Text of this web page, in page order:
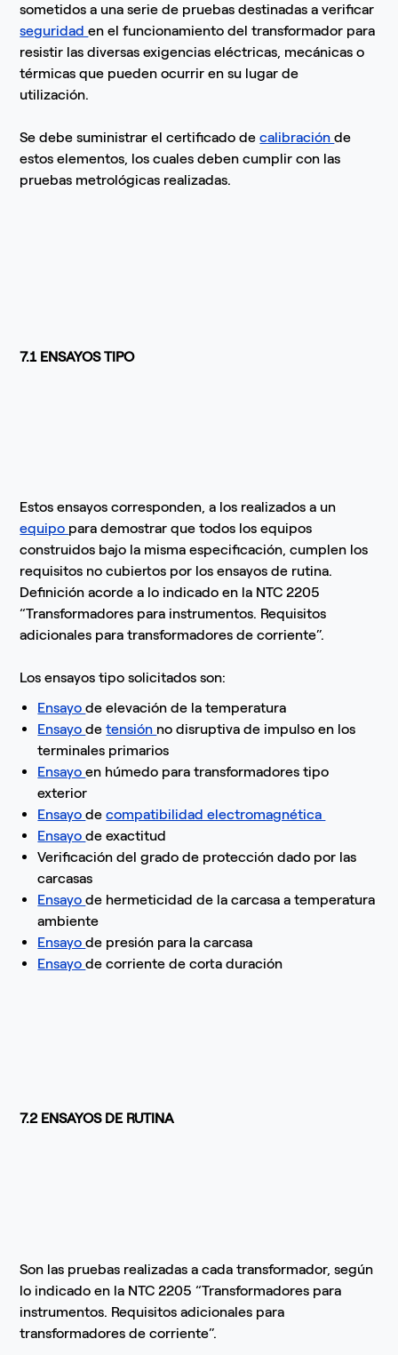
sometidos a una serie de pruebas destinadas a verificar
seguridaden el funcionamiento del transformador para
resistir las diversas exigencias eléctricas, mecánicas o
térmicas que pueden ocurrir en su lugar de
utilización.
Se debe suministrar el certificado decalibraciónde
estos elementos, los cuales deben cumplir con las
pruebas metrológicas realizadas.
7.1 ENSAYOS TIPO
Estos ensayos corresponden, a los realizados a un
equipo para demostrar que todos los equipos
construidos bajo la misma especificación, cumplen los
requisitos no cubiertos por los ensayos de rutina.
Definición acorde a lo indicado en la NTC 2205
“Transformadores para instrumentos. Requisitos
adicionales para transformadores de corriente”.
Los ensayos tipo solicitados son:
Ensayode elevación de la temperatura
Ensayodetensión no disruptiva de impulso en los
terminales primarios
Ensayoen húmedo para transformadores tipo
exterior
Ensayodecompatibilidad electromagnética
Ensayode exactitud
Verificación del grado de protección dado por las
carcasas
Ensayode hermeticidad de la carcasa a temperatura
ambiente
Ensayode presión para la carcasa
Ensayode corriente de corta duración
7.2 ENSAYOS DE RUTINA
Son las pruebas realizadas a cada transformador, según
lo indicado en la NTC 2205 “Transformadores para
instrumentos. Requisitos adicionales para
transformadores de corriente”.